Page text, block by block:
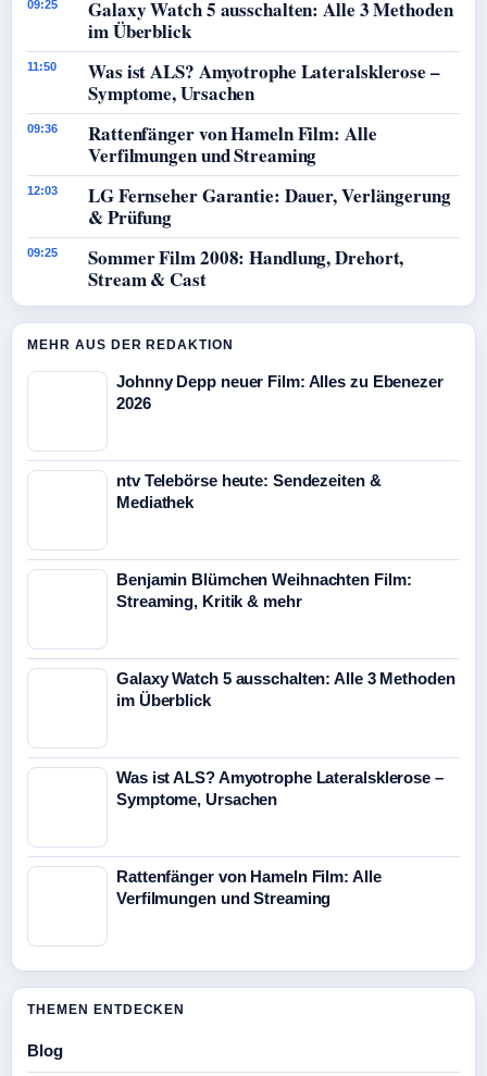
09:25
Galaxy Watch 5 ausschalten: Alle 3 Methoden
im Überblick
11:50
Was ist ALS? Amyotrophe Lateralsklerose –
Symptome, Ursachen
09:36
Rattenfänger von Hameln Film: Alle
Verfilmungen und Streaming
12:03
LG Fernseher Garantie: Dauer, Verlängerung
& Prüfung
09:25
Sommer Film 2008: Handlung, Drehort,
Stream & Cast
MEHR AUS DER REDAKTION
Johnny Depp neuer Film: Alles zu Ebenezer
2026
ntv Telebörse heute: Sendezeiten &
Mediathek
Benjamin Blümchen Weihnachten Film:
Streaming, Kritik & mehr
Galaxy Watch 5 ausschalten: Alle 3 Methoden
im Überblick
Was ist ALS? Amyotrophe Lateralsklerose –
Symptome, Ursachen
Rattenfänger von Hameln Film: Alle
Verfilmungen und Streaming
THEMEN ENTDECKEN
Blog